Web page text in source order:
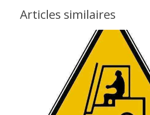
Articles similaires